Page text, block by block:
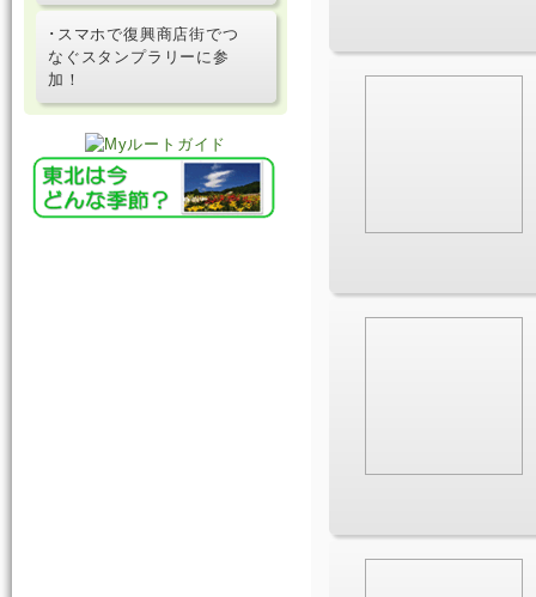
･スマホで復興商店街でつ
なぐスタンプラリーに参
加！